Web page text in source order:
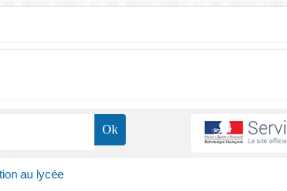
au lycée